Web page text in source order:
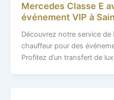
Mercedes Classe E
événement VIP à
Découvrez notre service de
chauffeur pour des
Profitez d’un transfert de